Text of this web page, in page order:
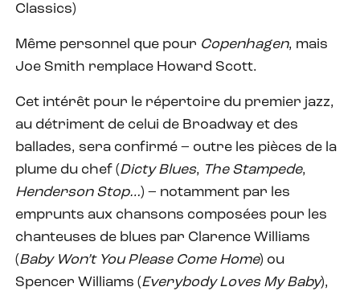
Classics)
Même personnel que pour Copenhagen, mais
Joe Smith remplace Howard Scott.
Cet intérêt pour le répertoire du premier jazz,
au détriment de celui de Broadway et des
ballades, sera confirmé – outre les pièces de la
plume du chef (Dicty Blues, The Stampede,
Henderson Stop…) – notamment par les
emprunts aux chansons composées pour les
chanteuses de blues par Clarence Williams
(Baby Won’t You Please Come Home) ou
Spencer Williams (Everybody Loves My Baby),